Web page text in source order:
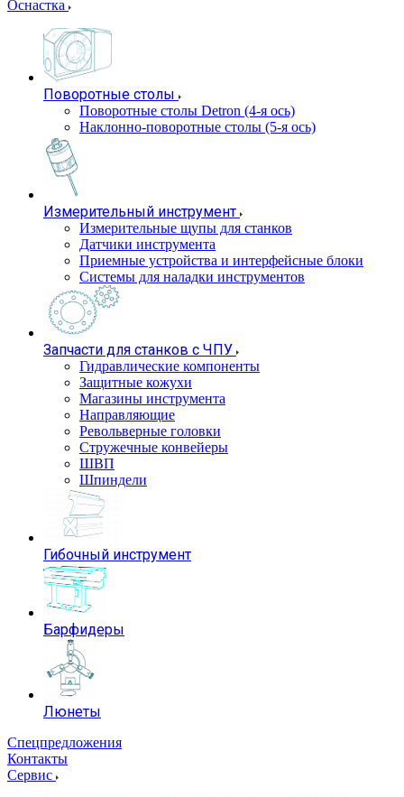
Оснастка
Поворотные столы
Поворотные столы Detron (4-я ось)
Наклонно-поворотные столы (5-я ось)
Измерительный инструмент
Измерительные щупы для станков
Датчики инструмента
Приемные устройства и интерфейсные блоки
Системы для наладки инструментов
Запчасти для станков с ЧПУ
Гидравлические компоненты
Защитные кожухи
Магазины инструмента
Направляющие
Револьверные головки
Стружечные конвейеры
ШВП
Шпиндели
Гибочный инструмент
Барфидеры
Люнеты
Спецпредложения
Контакты
Сервис